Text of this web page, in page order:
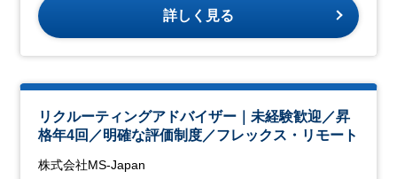
詳しく見る
リクルーティングアドバイザー｜未経験歓迎／昇
格年4回／明確な評価制度／フレックス・リモート
株式会社MS-Japan